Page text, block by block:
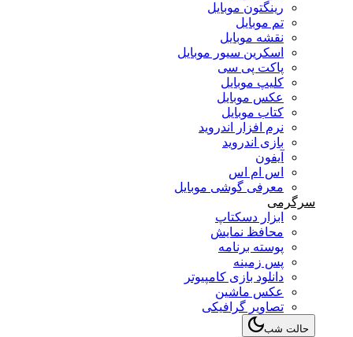
رینگتون موبایل
تم موبایل
نقشه موبایل
اسکرین سیور موبایل
پاکت پی سی
کلیپ موبایل
عکس موبایل
کتاب موبایل
نرم افزار اندروید
بازی اندروید
آیفون
اس ام اس
معرفی گوشی موبایل
سرگرمی
ابزار دسکتاپ
محافظ نمایش
پوسته برنامه
پس زمینه
دانلود بازی کامپیوتر
عکس ماشین
تصاویر گرافیکی
حالت شب